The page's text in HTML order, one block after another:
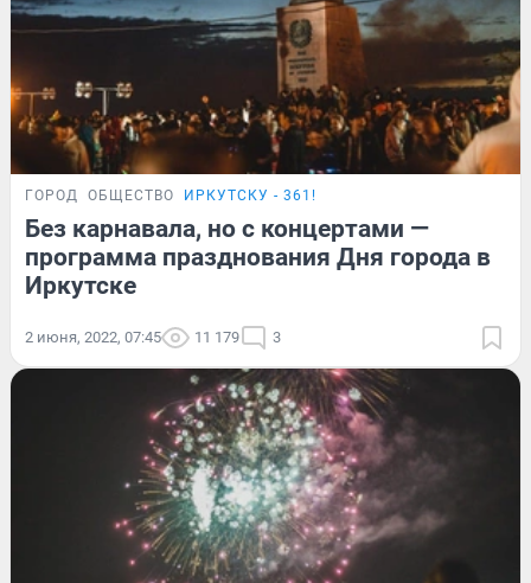
ГОРОД ОБЩЕСТВО ИРКУТСКУ - 361!
Без карнавала, но с концертами —
программа празднования Дня города в
Иркутске
2 июня, 2022, 07:45 11 179 3